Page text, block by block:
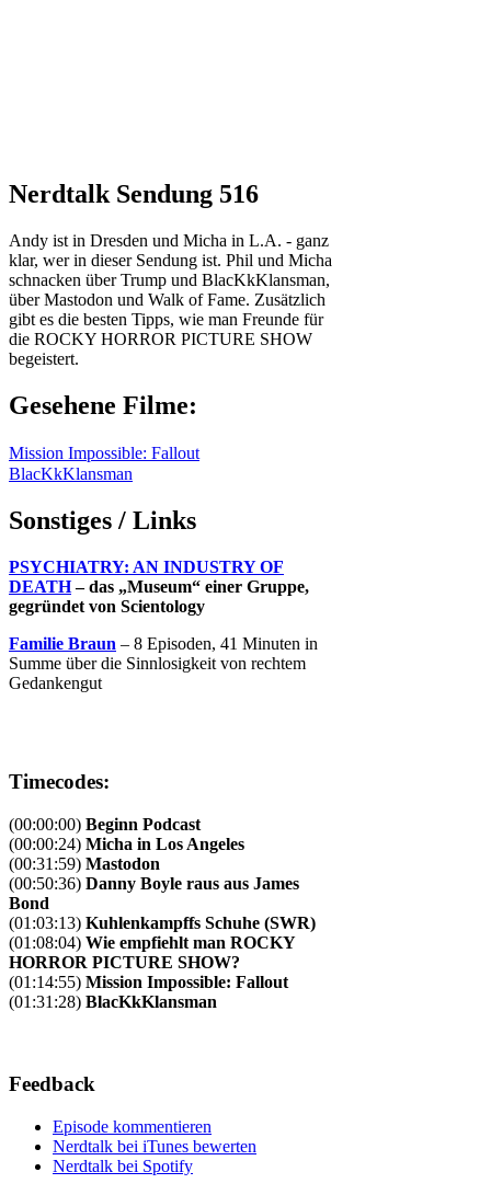
Nerdtalk Sendung 516
Andy ist in Dresden und Micha in L.A. - ganz
klar, wer in dieser Sendung ist. Phil und Micha
schnacken über Trump und BlacKkKlansman,
über Mastodon und Walk of Fame. Zusätzlich
gibt es die besten Tipps, wie man Freunde für
die ROCKY HORROR PICTURE SHOW
begeistert.
Gesehene Filme:
Mission Impossible: Fallout
BlacKkKlansman
Sonstiges / Links
PSYCHIATRY: AN INDUSTRY OF
DEATH– das „Museum“ einer Gruppe,
gegründet von Scientology
Familie Braun – 8 Episoden, 41 Minuten in
Summe über die Sinnlosigkeit von rechtem
Gedankengut
Timecodes:
(00:00:00) Beginn Podcast
(00:00:24) Micha in Los Angeles
(00:31:59) Mastodon
(00:50:36) Danny Boyle raus aus James
Bond
(01:03:13) Kuhlenkampffs Schuhe (SWR)
(01:08:04) Wie empfiehlt man ROCKY
HORROR PICTURE SHOW?
(01:14:55) Mission Impossible: Fallout
(01:31:28) BlacKkKlansman
Feedback
Episode kommentieren
Nerdtalk bei iTunes bewerten
Nerdtalk bei Spotify